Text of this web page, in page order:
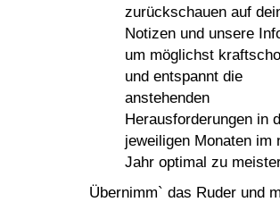
zurückschauen auf
Notizen und unsere
um möglichst
und entspannt die
anstehenden
Herausforderungen in
jeweiligen Monaten im
Jahr optimal zu
Übernimm` das Ruder und